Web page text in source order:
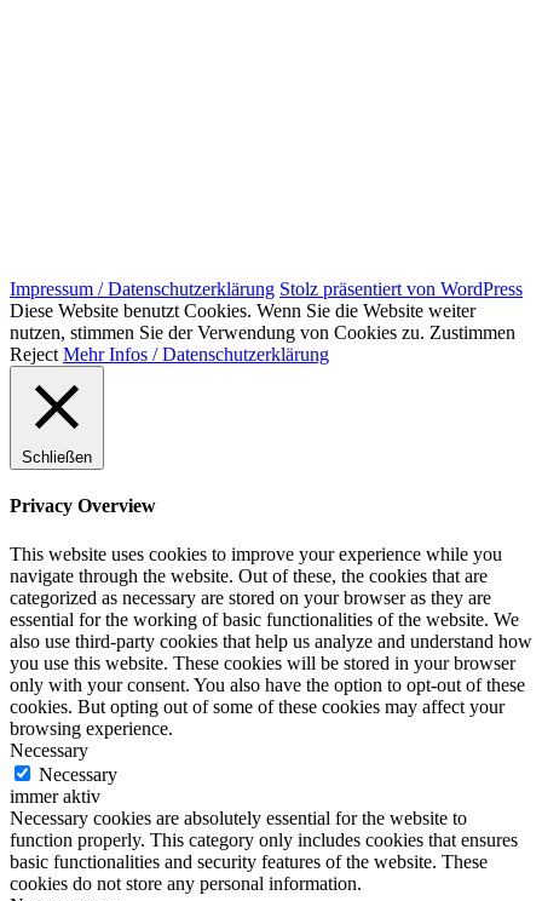
Impressum / Datenschutzerklärung Stolz präsentiert von WordPress
Diese Website benutzt Cookies. Wenn Sie die Website weiter
nutzen, stimmen Sie der Verwendung von Cookies zu. Zustimmen
Reject Mehr Infos / Datenschutzerklärung
Schließen
Privacy Overview
This website uses cookies to improve your experience while you
navigate through the website. Out of these, the cookies that are
categorized as necessary are stored on your browser as they are
essential for the working of basic functionalities of the website. We
also use third-party cookies that help us analyze and understand how
you use this website. These cookies will be stored in your browser
only with your consent. You also have the option to opt-out of these
cookies. But opting out of some of these cookies may affect your
browsing experience.
Necessary
Necessary
immer aktiv
Necessary cookies are absolutely essential for the website to
function properly. This category only includes cookies that ensures
basic functionalities and security features of the website. These
cookies do not store any personal information.